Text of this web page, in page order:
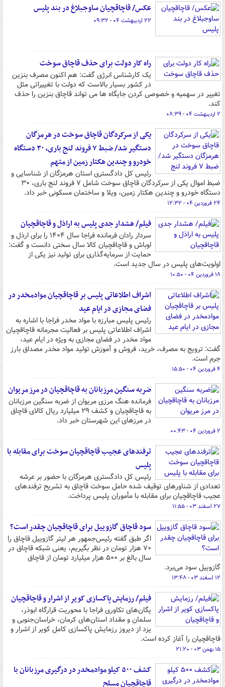
عکس/ قاچاقچیان ساوجبلاغ در بند پلیس
۲۲ اردیبهشت ۰۴ - ۰۹:۳۲
راه کار دولت برای حذف قاچاق سوخت
یک کارشناس انرژی گفت: هم اکنون مصرف بنزین
در کشور بسیار بالاست که دولت با تغییراتی مثل
تغییر در سهمیه و خصوصی کردن جایگاه ها می تواند قاچاق بنزین را حذف
کند.
۲ اردیبهشت ۰۴ - ۰۸:۳۹
یکی از سرکردگان قاچاق سوخت در هرمزگان
دستگیر شد/ ضبط ۷ فروند لنج باری، ۳۰ دستگاه
خودرو و چندین هکتار زمین از متهم
رئیس کل دادگستری استان هرمزگان از شناسایی و
ضبط اموال یکی از سرکردگان قاچاق سوخت شامل ۷ فروند لنج باری، ۳۰
دستگاه خودرو و چندین هکتار زمین، ویلا و ساختمان مسکونی خبر داد.
۲۴ فروردین ۰۴ - ۱۲:۳۲
فیلم/ هشدار جدی پلیس به اراذل و قاچاقچیان
سردار رادان فرمانده فراجا سال ۱۴۰۴ را برای ارذل و
اوباش و قاچاقچیان کالا سال سختی دانست و گفت:
حمایت از سرمایه‌گذاری برای تولید نیز یکی از
اولویت‌های پلیس در سال جدید است.
۱۸ فروردین ۰۴ - ۱۰:۵۰
اشراف اطلاعاتی پلیس بر قاچاقچیان موادمخدر در
فضای مجازی در ایام عید
رئیس پلیس مبارزه با مواد مخدر فراجا با اشاره به
اشراف اطلاعاتی پلیس بر فعالیت مجرمانه قاچاقچیان
مواد مخدر در فضای مجازی به ویژه در ایام عید،
گفت: ترویج به مصرف، خرید، فروش و آموزش تولید مواد مخدر مصداق بارز
جرم است.
۴ فروردین ۰۴ - ۱۵:۵۰
ضربه سنگین مرزبانان به قاچاقچیان در مرز مریوان
فرمانده هنگ مرزی مریوان از ضربه سنگین مرزبانان
به قاچاقچیان و کشف ۲۹ میلیارد ریال کالای قاچاق
در مرزهای این شهرستان خبر داد.
۲ فروردین ۰۴ - ۰۰:۴۳
ترفندهای عجیب قاچاقچیان سوخت برای مقابله با
پلیس
رئیس کل دادگستری هرمزگان با حضور بر عرشه
تعدادی از شناورهای توقیف شده حامل سوخت قاچاق به تشریح ترفندهای
عجیب قاچاقچیان برای مقابله با مأموران پلیس پرداخت.
۲۷ اسفند ۰۳ - ۱۱:۵۵
سود قاچاق گازوییل برای قاچاقچیان چقدر است؟
اگر طبق گفته رئیس‌جمهور هر لیتر گازوییل قاچاق را
۷۰ هزار تومان در نظر بگیریم، یعنی شبکه قاچاق در
سال بالغ بر ۵۰۰ هزار میلیارد تومان از قاچاق
گازوییل سود می‌برد.
۱۲ اسفند ۰۳ - ۱۳:۴۸
فیلم/ رزمایش پاکسازی کویر از اشرار و قاچاقچیان
یگان‌های تکاوری فراجا با محوریت قرارگاه ابوذر،
سلمان و مقداد استان‌های کرمان، خراسان‌جنوبی و
یزد از دیروز رزمایش پاکسازی کامل کویر از اشرار و
قاچاقچیان را آغاز کرده‌ است.
۱۵ بهمن ۰۳ - ۲۱:۲۰
کشف ۵۰۰ کیلو موادمخدر در درگیری مرزبانان با
قاچاقچیان مسلح